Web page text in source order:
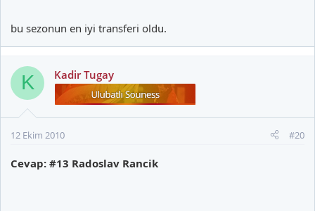
bu sezonun en iyi transferi oldu.
K Kadir Tugay
12 Ekim 2010 #20
Cevap: #13 Radoslav Rancik